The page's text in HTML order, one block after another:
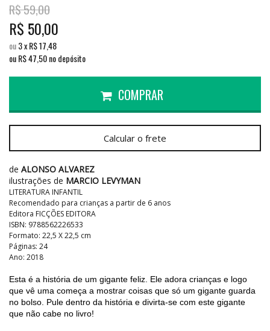
R$59,00
R$ 50,00
ou3xR$17,48
ou R$47,50no depósito
COMPRAR
Calcular o frete
de ALONSO ALVAREZ
ilustrações de MARCIO LEVYMAN
LITERATURA INFANTIL
Recomendado para crianças a partir de 6 anos
Editora FICÇÕES EDITORA
ISBN: 9788562226533
Formato: 22,5 X 22,5 cm
Páginas: 24
Ano: 2018
Esta é a história de um gigante feliz. Ele adora crianças e logo
que vê uma começa a mostrar coisas que só um gigante guarda
no bolso. Pule dentro da história e divirta-se com este gigante
que não cabe no livro!